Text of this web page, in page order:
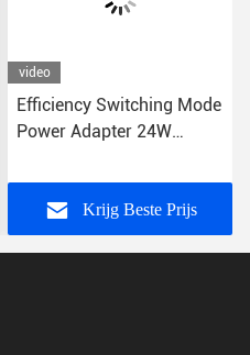
video
Efficiency Switching Mode
Power Adapter 24W
FCC RoHS gecertificeerd
Krijg Beste Prijs